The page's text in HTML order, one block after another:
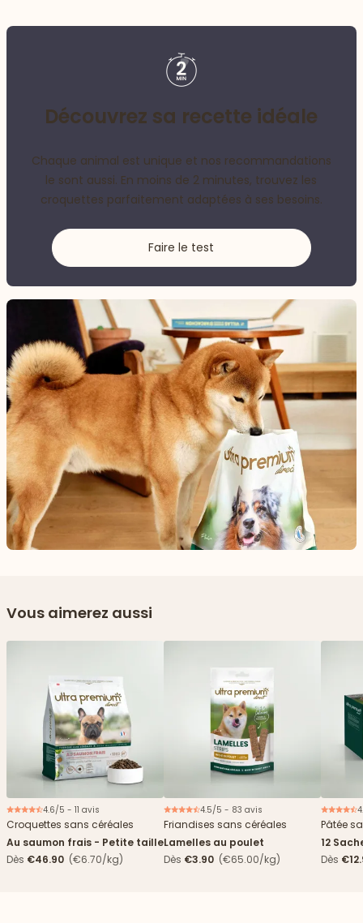
Découvrez sa recette idéale
Chaque animal est unique et nos recommandations
le sont aussi. En moins de 2 minutes, trouvez les
croquettes parfaitement adaptées à ses besoins.
Faire le test
Vous aimerez aussi
4.6/5 - 11 avis
Croquettes sans céréales
Au saumon frais - Petite taille
Dès €46.90 (€6.70/kg)
4.5/5 - 83 avis
Friandises sans céréales
Lamelles au poulet
Dès €3.90 (€65.00/kg)
Pâtée
12
Dès